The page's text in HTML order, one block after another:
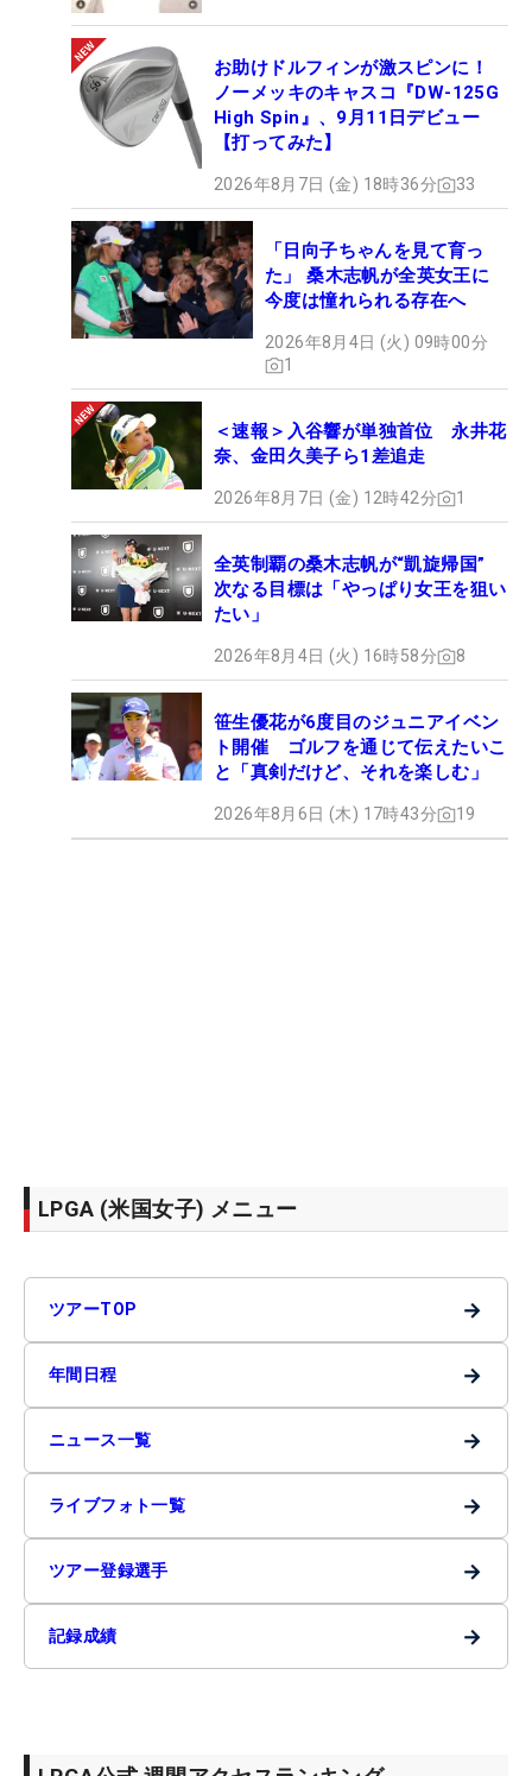
お助けドルフィンが激スピンに！
ノーメッキのキャスコ『DW-125G
High Spin』、9月11日デビュー
【打ってみた】
2026年8月7日 (金) 18時36分 33
「日向子ちゃんを見て育っ
た」 桑木志帆が全英女王に
今度は憧れられる存在へ
2026年8月4日 (火) 09時00分
1
＜速報＞入谷響が単独首位 永井花
奈、金田久美子ら1差追走
2026年8月7日 (金) 12時42分 1
全英制覇の桑木志帆が“凱旋帰国”
次なる目標は「やっぱり女王を狙い
たい」
2026年8月4日 (火) 16時58分 8
笹生優花が6度目のジュニアイベン
ト開催 ゴルフを通じて伝えたいこ
と「真剣だけど、それを楽しむ」
2026年8月6日 (木) 17時43分 19
LPGA (米国女子) メニュー
ツアーTOP →
年間日程 →
ニュース一覧 →
ライブフォト一覧 →
ツアー登録選手 →
記録成績 →